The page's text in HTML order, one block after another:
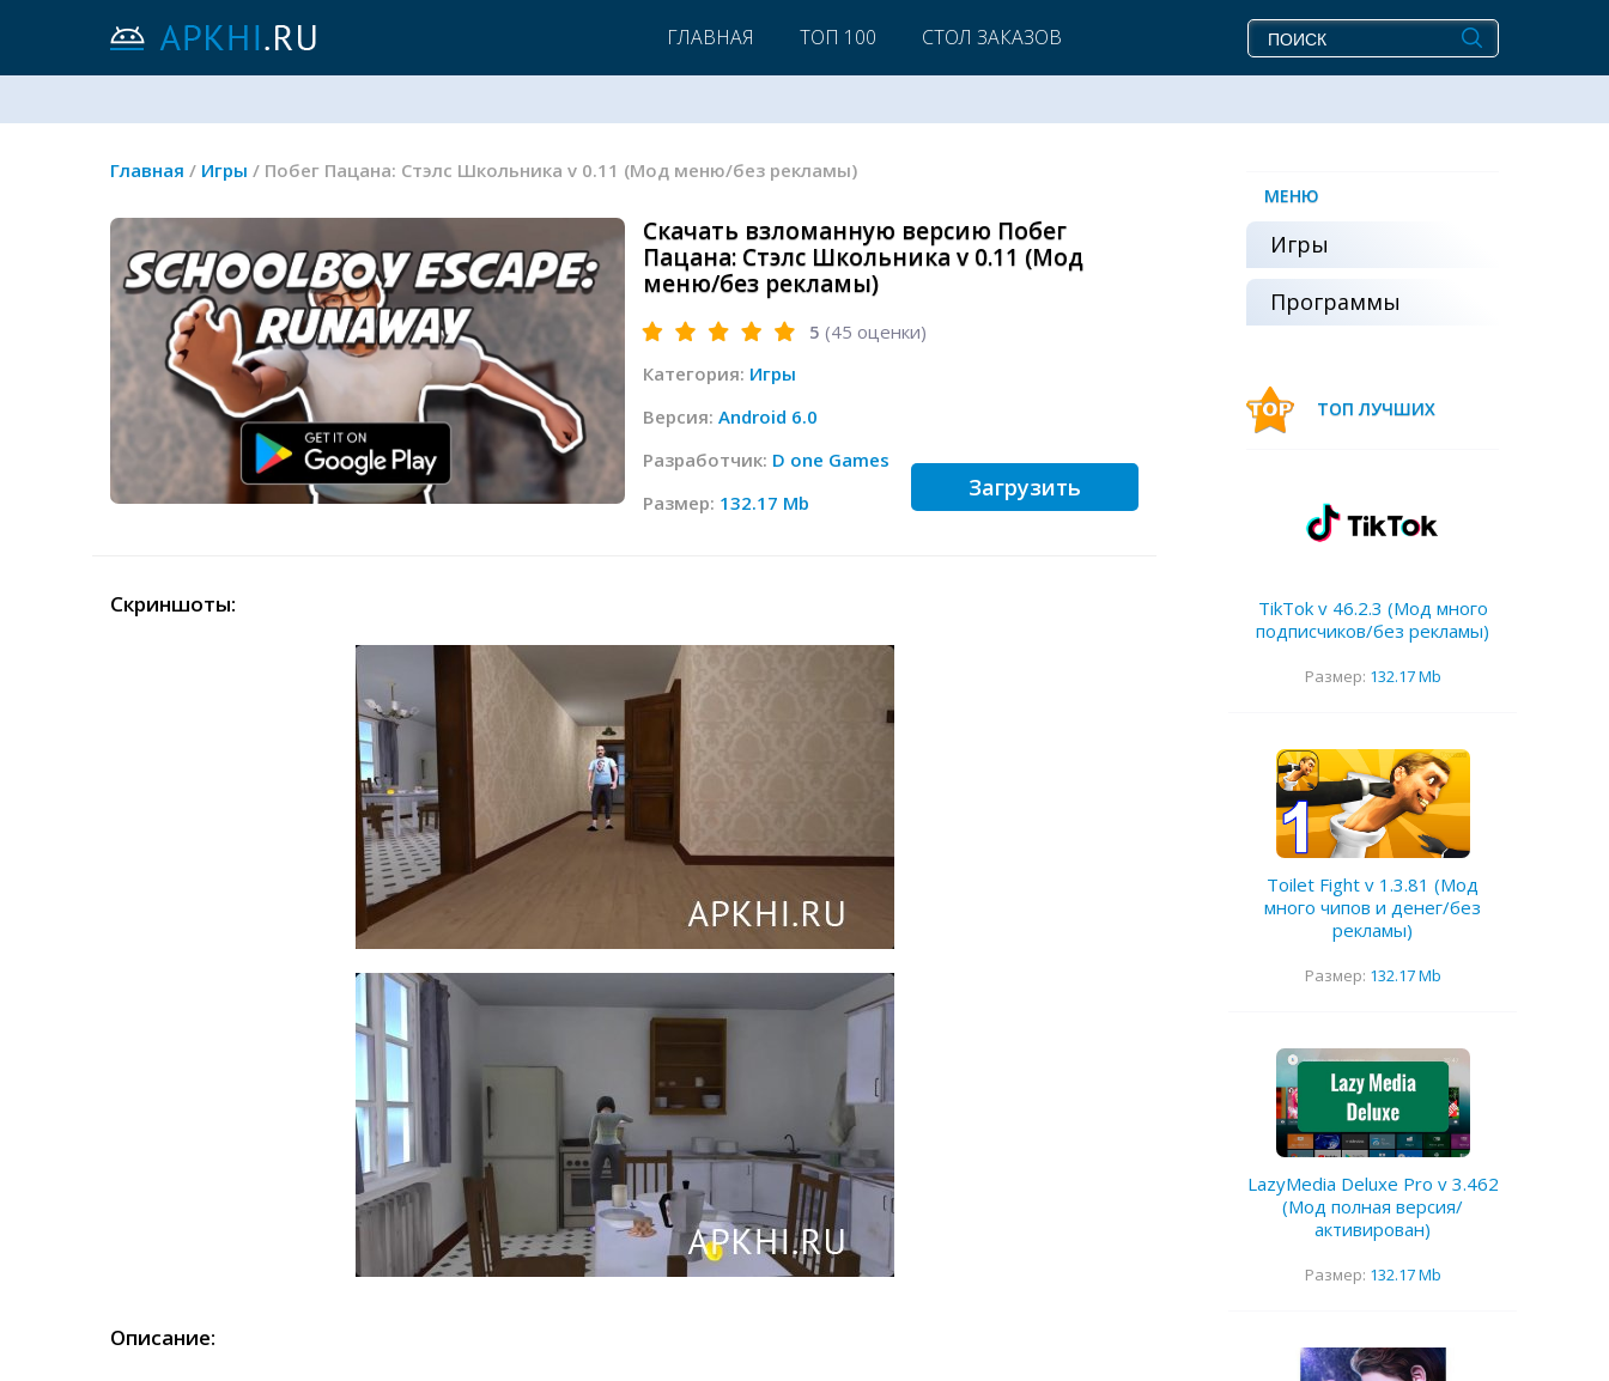
ГЛАВНАЯ ТОП 100 СТОЛ ЗАКАЗОВ
Главная / Игры / Побег Пацана: Стэлс Школьника v 0.11 (Мод меню/без рекламы)
Скачать взломанную версию Побег
Пацана: Стэлс Школьника v 0.11 (Мод
меню/без рекламы)
5 (45 оценки)
Категория: Игры
Версия: Android 6.0
Разработчик: D one Games
Размер: 132.17 Mb
Загрузить
Скриншоты:
Описание:
МЕНЮ
Игры
Программы
ТОП ЛУЧШИХ
TikTok v 46.2.3 (Мод много
подписчиков/без рекламы)
Размер: 132.17 Mb
Toilet Fight v 1.3.81 (Мод
много чипов и денег/без
рекламы)
Размер: 132.17 Mb
LazyMedia Deluxe Pro v 3.462
(Мод полная версия/
активирован)
Размер: 132.17 Mb